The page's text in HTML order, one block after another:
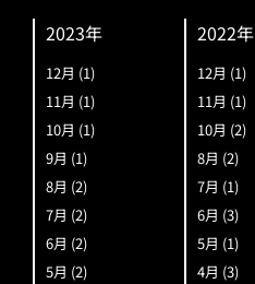
2023年
12月 (1)
11月 (1)
10月 (1)
9月 (1)
8月 (2)
7月 (2)
6月 (2)
5月 (2)
2022年
12月 (1)
11月 (1)
10月 (2)
8月 (2)
7月 (1)
6月 (3)
5月 (1)
4月 (3)